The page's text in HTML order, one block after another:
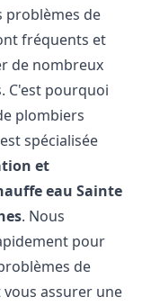
problèmes de
fréquents et
de nombreux
C'est pourquoi
plombiers
spécialisée
et
eau Sainte
. Nous
pour
de
assurer une